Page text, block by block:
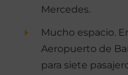
Mercedes.
Mucho espacio.
Aeropuerto de
para siete